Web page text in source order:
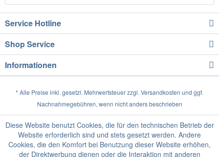
Service Hotline
Shop Service
Informationen
* Alle Preise inkl. gesetzl. Mehrwertsteuer zzgl. Versandkosten und ggf.
Nachnahmegebühren, wenn nicht anders beschrieben
Diese Website benutzt Cookies, die für den technischen Betrieb der
Website erforderlich sind und stets gesetzt werden. Andere
Cookies, die den Komfort bei Benutzung dieser Website erhöhen,
der Direktwerbung dienen oder die Interaktion mit anderen